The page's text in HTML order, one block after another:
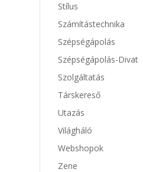
Stílus
Számítástechnika
Szépségápolás
Szépségápolás-Divat
Szolgáltatás
Társkereső
Utazás
Világháló
Webshopok
Zene